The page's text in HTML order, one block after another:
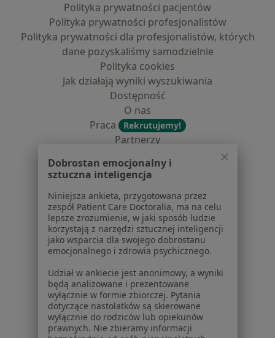
Polityka prywatności pacjentów
Polityka prywatności profesjonalistów
Polityka prywatności dla profesjonalistów, których
dane pozyskaliśmy samodzielnie
Polityka cookies
Jak działają wyniki wyszukiwania
Dostępność
O nas
Praca
Rekrutujemy!
Partnerzy
Kontakt
Dla pacjentów
Lekarze
Placówki medyczne
Pytania i odpowiedzi
Usługi i zabiegi
Choroby
Pomoc
Aplikacje mobilne
Blog dla pacjentów
Dobrostan emocjonalny i
sztuczna inteligencja
Niniejsza ankieta, przygotowana przez
zespół Patient Care Doctoralia, ma na celu
lepsze zrozumienie, w jaki sposób ludzie
korzystają z narzędzi sztucznej inteligencji
jako wsparcia dla swojego dobrostanu
emocjonalnego i zdrowia psychicznego.
Udział w ankiecie jest anonimowy, a wyniki
będą analizowane i prezentowane
wyłącznie w formie zbiorczej. Pytania
dotyczące nastolatków są skierowane
wyłącznie do rodziców lub opiekunów
prawnych. Nie zbieramy informacji